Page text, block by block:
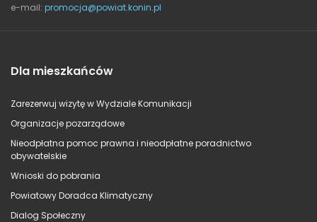
e-mail: promocja@powiat.konin.pl
Dla mieszkańców
Zarezerwuj wizytę w Wydziale Komunikacji
Organizacje pozarządowe
Nieodpłatna pomoc prawna i nieodpłatne poradnictwo
obywatelskie
Wnioski do pobrania
Powiatowy Doradca Klimatyczny
Dialog Społeczny